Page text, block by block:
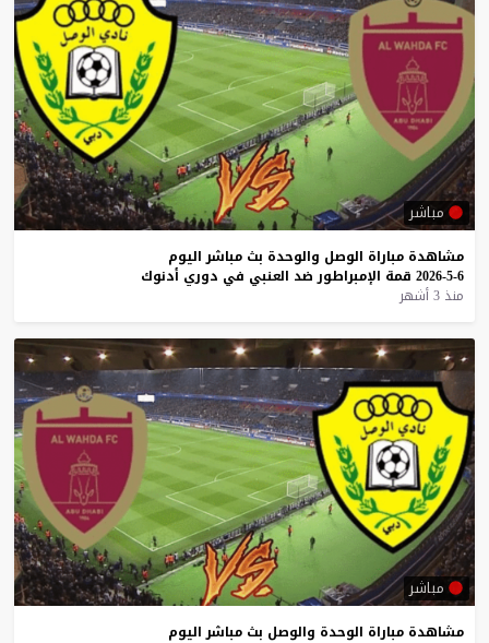
مباشر
مشاهدة مباراة الوصل والوحدة بث مباشر اليوم
6-5-2026
قمة الإمبراطور ضد العنبي في دوري أدنوك
منذ 3 أشهر
مباشر
مشاهدة مباراة الوحدة والوصل بث مباشر اليوم